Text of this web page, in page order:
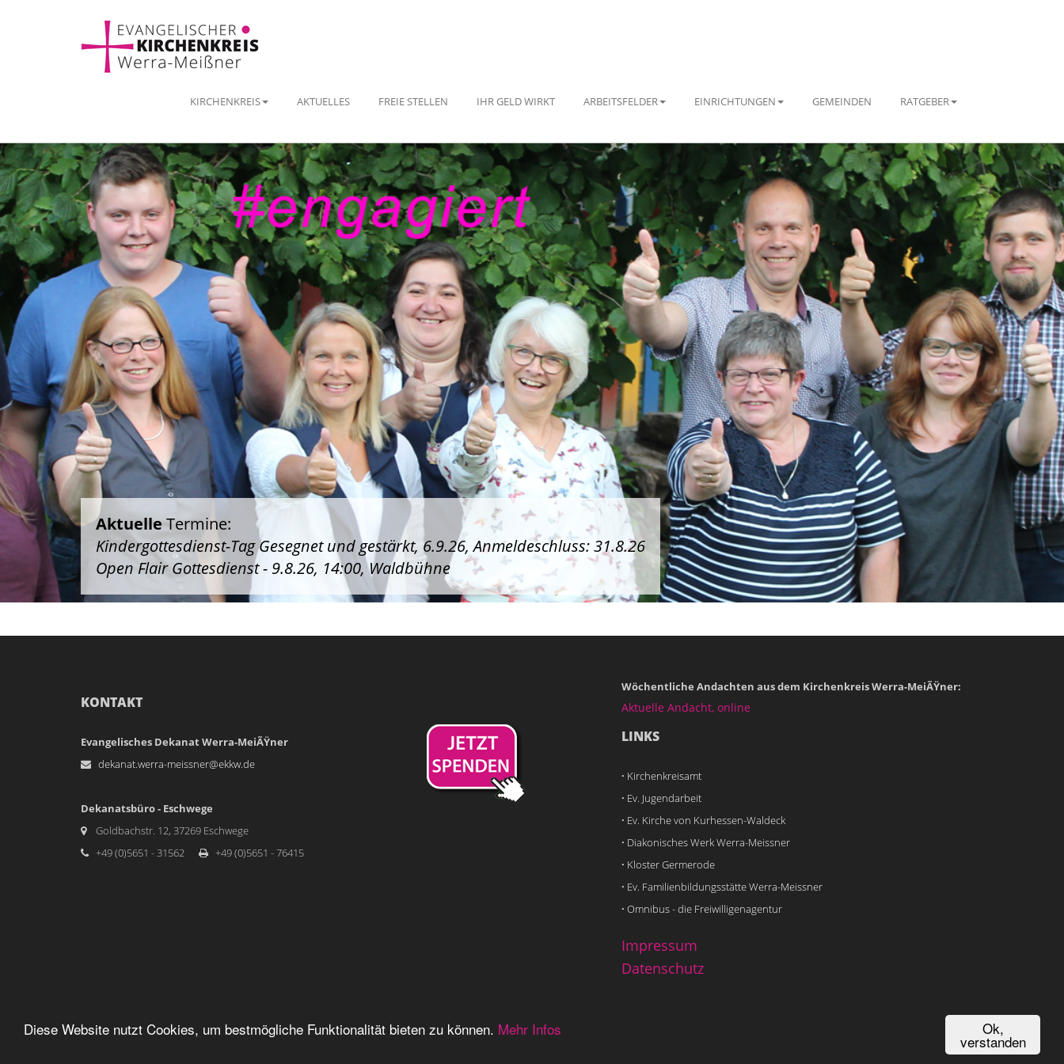
Ok,
verstanden
Diese Website nutzt Cookies, um bestmögliche Funktionalität bieten zu können. Mehr Infos
KIRCHENKREIS AKTUELLES FREIE STELLEN IHR GELD WIRKT ARBEITSFELDER EINRICHTUNGEN GEMEINDEN RATGEBER
AktuelleTermine:
Kindergottesdienst-Tag Gesegnet und gestärkt, 6.9.26, Anmeldeschluss: 31.8.26
Open Flair Gottesdienst - 9.8.26, 14:00, Waldbühne
KONTAKT
Evangelisches Dekanat Werra-MeiÃŸner
dekanat.werra-meissner@ekkw.de
Dekanatsbüro - Eschwege
Goldbachstr. 12, 37269 Eschwege
+49 (0)5651 - 31562
+49 (0)5651 - 76415
Wöchentliche Andachten aus dem Kirchenkreis Werra-MeiÃŸner:
Aktuelle Andacht, online
LINKS
· Kirchenkreisamt
· Ev. Jugendarbeit
· Ev. Kirche von Kurhessen-Waldeck
· Diakonisches Werk Werra-Meissner
· Kloster Germerode
· Ev. Familienbildungsstätte Werra-Meissner
· Omnibus - die Freiwilligenagentur
Impressum
Datenschutz
WEB leo